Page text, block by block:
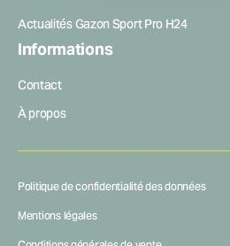
Actualités Gazon Sport Pro H24
Informations
Contact
À propos
Politique de confidentialité des données
Mentions légales